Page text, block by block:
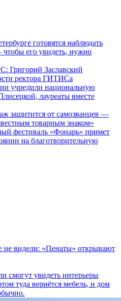
готовятся наблюдать
его увидеть, нужно
Григорий Заславский
ректора ГИТИСа
учредили национальную
лауреаты вместе
защитится от самозванцев —
товарным знаком»
фестиваль «Фонарь» примет
на благотворительную
видели: «Пенаты» открывают
смогут увидеть интерьеры
туда вернётся мебель, и дом